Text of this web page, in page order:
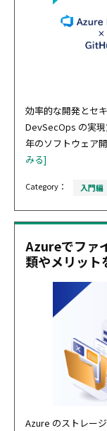
効率的な開発とセ
DevSecOps の実
年のソフトウェア
みる]
Category： 入門編
Azureでファ
類やメリット
Azure のストレー